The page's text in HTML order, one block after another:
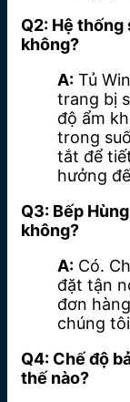
Q2: Hệ
không?
A: Tủ
trang bị
độ ẩm
trong
tắt để
hưởng
Q3: Bếp
không?
A: Có.
đặt tận
đơn
chúng
Q4: Chế độ
thế nào?